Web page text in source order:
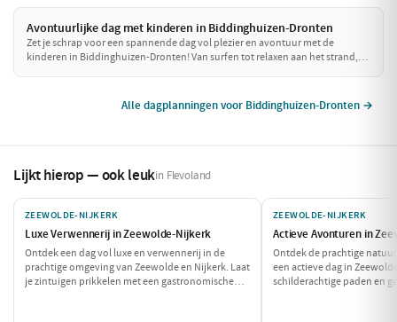
Avontuurlijke dag met kinderen in Biddinghuizen-Dronten
Zet je schrap voor een spannende dag vol plezier en avontuur met de
kinderen in Biddinghuizen-Dronten! Van surfen tot relaxen aan het strand,
Alle dagplanningen voor Biddinghuizen-Dronten →
Lijkt hierop — ook leukin Flevoland
ZEEWOLDE-NIJKERK
Luxe Verwennerij in Zeewolde-Nijkerk
Ontdek een dag vol luxe en verwennerij in de
prachtige omgeving van Zeewolde en Nijkerk. Laat
je zintuigen prikkelen met een gastronomische
ZEEWOLDE-NIJKERK
Actieve Avonturen in
Ontdek de prachtige
een actieve dag in
schilderachtige paden en